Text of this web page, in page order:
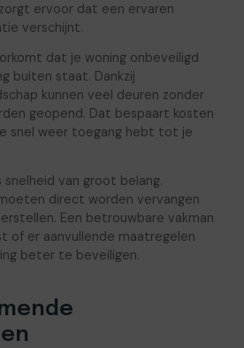
ervoor dat een ervaren
verschijnt.
dat je woning onbeveiligd
buiten staat. Dankzij
kunnen veel deuren zonder
geopend. Dat bespaart kosten
snel weer toegang hebt tot je
snelheid van groot belang.
direct worden vervangen
Een betrouwbare vakman
of er aanvullende maatregelen
beter te beveiligen.